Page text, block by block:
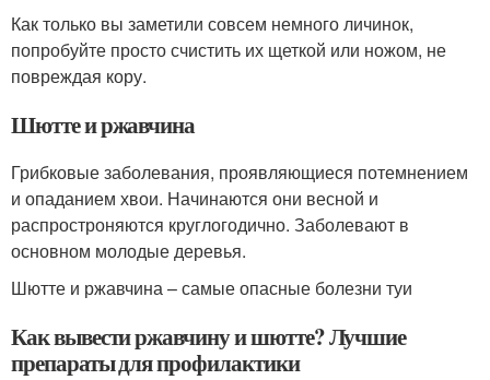
Как только вы заметили совсем немного личинок,
попробуйте просто счистить их щеткой или ножом, не
повреждая кору.
Шютте и ржавчина
Грибковые заболевания, проявляющиеся потемнением
и опаданием хвои. Начинаются они весной и
распростроняются круглогодично. Заболевают в
основном молодые деревья.
Шютте и ржавчина – самые опасные болезни туи
Как вывести ржавчину и шютте? Лучшие
препараты для профилактики